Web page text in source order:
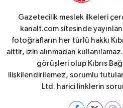
Gazetecilik meslek ilkeleri
kanalt.com sitesinde
fotoğrafların her türlü hakkı
aittir, izin alınmadan
görüşleri olup Kıbrıs
ilişkilendirilemez, sorumlu
Ltd. harici linklerin